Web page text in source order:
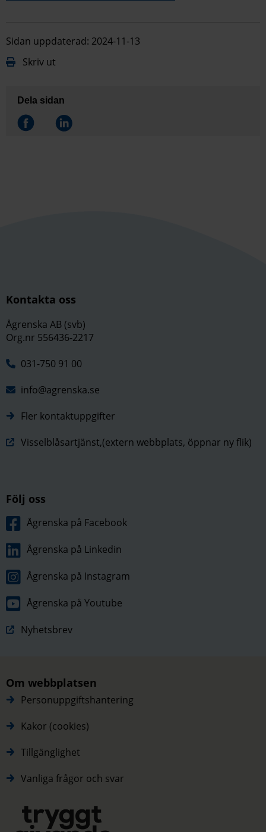
Sidan uppdaterad: 2024-11-13
Skriv ut
Dela sidan
Dela på
Kontakta oss
Ågrenska AB (svb)
Org.nr 556436-2217
031-750 91 00
info@agrenska.se
Fler kontaktuppgifter
Visselblåsartjänst,(extern webbplats, öppnar ny flik)
Följ oss
Ågrenska på Facebook
Ågrenska på Linkedin
Ågrenska på Instagram
Ågrenska på Youtube
Nyhetsbrev
Om webbplatsen
Personuppgiftshantering
Kakor (cookies)
Tillgänglighet
Vanliga frågor och svar